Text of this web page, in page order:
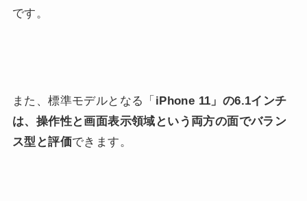
です。
また、標準モデルとなる「 iPhone 11」の6.1インチ
は、操作性と画面表示領域という両方の面でバラン
ス型と評価できます。